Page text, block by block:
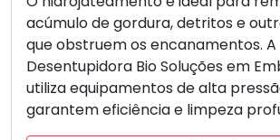
acúmulo de gordura, detritos e
que obstruem os encanamentos. A
Desentupidora Bio Soluções em
utiliza equipamentos de alta
garantem eficiência e limpeza